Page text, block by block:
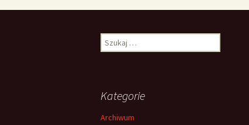
Szukaj:
Kategorie
Archiwum